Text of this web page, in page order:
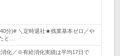
分)# ＼定時退社★残業基本ゼロ／や
と…
化／※有給消化実績は平均17日で